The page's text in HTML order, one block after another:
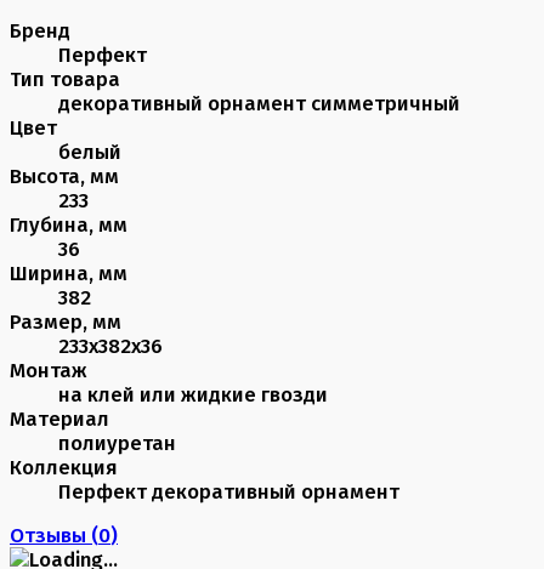
Бренд
Перфект
Тип товара
декоративный орнамент симметричный
Цвет
белый
Высота, мм
233
Глубина, мм
36
Ширина, мм
382
Размер, мм
233х382х36
Монтаж
на клей или жидкие гвозди
Материал
полиуретан
Коллекция
Перфект декоративный орнамент
Отзывы (0)